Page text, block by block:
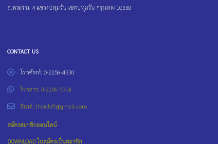
ถ.พระราม 4 แขวงปทุมวัน เขตปทุมวัน กรุงเทพ 10330
CONTACT US
โทรศัพท์: 0-2256-4330
โทรสาร: 0-2256-5314
อีเมล์: thaicleft@gmail.com
สมัครสมาชิกออนไลน์
DOWNLOAD ใบสมัครเป็นสมาชิก